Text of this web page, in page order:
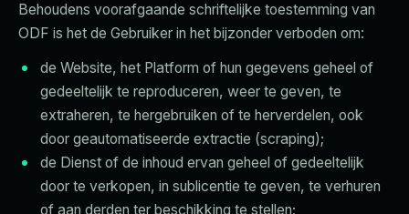
Behoudens voorafgaande schriftelijke toestemming van
ODF is het de Gebruiker in het bijzonder verboden om:
de Website, het Platform of hun gegevens geheel of
gedeeltelijk te reproduceren, weer te geven, te
extraheren, te hergebruiken of te herverdelen, ook
door geautomatiseerde extractie (scraping);
de Dienst of de inhoud ervan geheel of gedeeltelijk
door te verkopen, in sublicentie te geven, te verhuren
of aan derden ter beschikking te stellen;